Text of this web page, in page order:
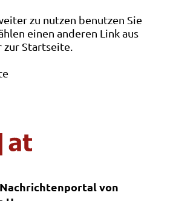
zu nutzen benutzen Sie
einen anderen Link aus
Startseite.
von